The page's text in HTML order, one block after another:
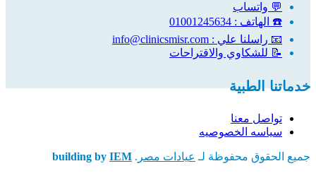
💬 واتساب
☎️ الهاتف : 01001245634
📧 راسلنا علي : info@clinicsmisr.com
📝 للشكاوي والاقتراحات
خدماتنا الطبية
تواصل معنا
سياسه الخصوصيه
جميع الحقوق محفوظة لـ عيادات مصر .
building by IEM